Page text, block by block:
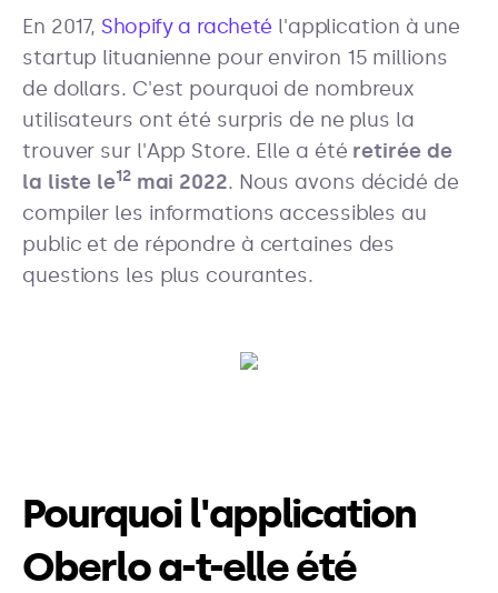
En 2017, Shopify a racheté l'application à une
startup lituanienne pour environ 15 millions
de dollars. C'est pourquoi de nombreux
utilisateurs ont été surpris de ne plus la
trouver sur l'App Store. Elle a été retirée de
la liste le12mai 2022. Nous avons décidé de
compiler les informations accessibles au
public et de répondre à certaines des
questions les plus courantes.
Pourquoi l'application
Oberlo a-t-elle été